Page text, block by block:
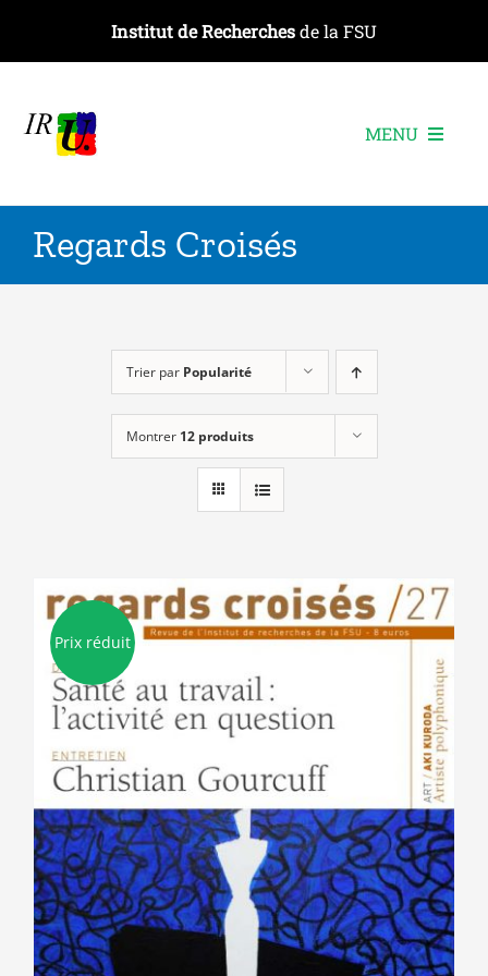
contenu
Institut de Recherchesde la FSU
MENU
Les recherches
Les événements
Regards Croisés
Trier par Popularité
Montrer 12 produits
Prix réduit